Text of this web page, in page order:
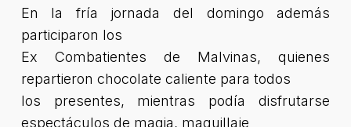
En la fría jornada del domingo además
participaron los
Ex Combatientes de Malvinas, quienes
repartieron chocolate caliente para todos
los presentes, mientras podía disfrutarse
espectáculos de magia, maquillaje